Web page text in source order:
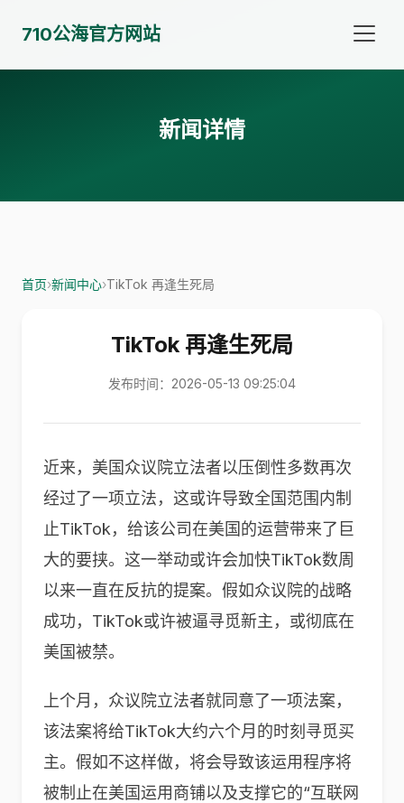
710公海官方网站
新闻详情
首页›新闻中心›TikTok 再逢生死局
TikTok 再逢生死局
发布时间：2026-05-13 09:25:04
近来，美国众议院立法者以压倒性多数再次
经过了一项立法，这或许导致全国范围内制
止TikTok，给该公司在美国的运营带来了巨
大的要挟。这一举动或许会加快TikTok数周
以来一直在反抗的提案。假如众议院的战略
成功，TikTok或许被逼寻觅新主，或彻底在
美国被禁。
上个月，众议院立法者就同意了一项法案，
该法案将给TikTok大约六个月的时刻寻觅买
主。假如不这样做，将会导致该运用程序将
被制止在美国运用商铺以及支撑它的“互联网